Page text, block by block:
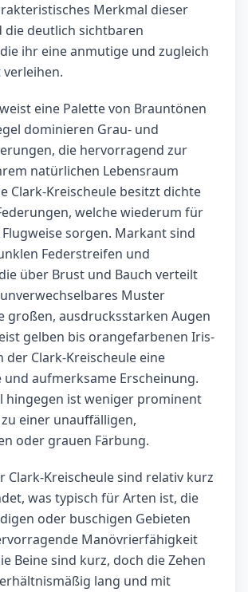
Merkmal dieser
die deutlich sichtbaren
ihr eine anmutige und zugleich
eine Palette von Brauntönen
dominieren Grau- und
die hervorragend zur
natürlichen Lebensraum
Clark-Kreischeule besitzt dichte
welche wiederum für
sorgen. Markant sind
Federstreifen und
über Brust und Bauch verteilt
Muster
großen, ausdrucksstarken Augen
gelben bis orangefarbenen Iris-
der Clark-Kreischeule eine
aufmerksame Erscheinung.
hingegen ist weniger prominent
einer unauffälligen,
oder grauen Färbung.
Clark-Kreischeule sind relativ kurz
was typisch für Arten ist, die
oder buschigen Gebieten
Manövrierfähigkeit
Beine sind kurz, doch die Zehen
lang und mit